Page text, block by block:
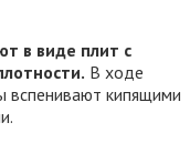
в виде плит с
В ходе
вспенивают кипящими